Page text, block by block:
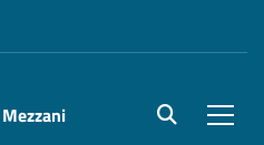
site.searc